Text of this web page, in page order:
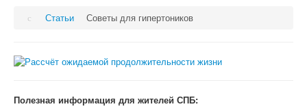
Статьи
Советы для гипертоников
Полезная информация для жителей СПБ: